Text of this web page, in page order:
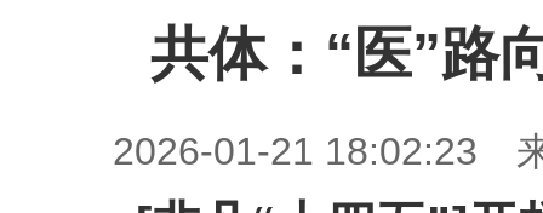
共体：“医”路
2026-01-21 18:02:23